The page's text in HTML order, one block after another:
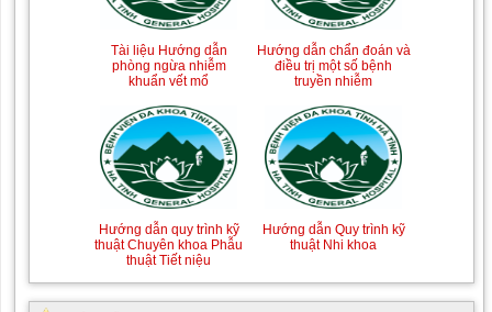
Tài liệu Hướng dẫn
phòng ngừa nhiễm
khuẩn vết mổ
Hướng dẫn chẩn đoán và
điều trị một số bệnh
truyền nhiễm
Hướng dẫn quy trình kỹ
thuật Chuyên khoa Phẫu
thuật Tiết niệu
Hướng dẫn Quy trình kỹ
thuật Nhi khoa